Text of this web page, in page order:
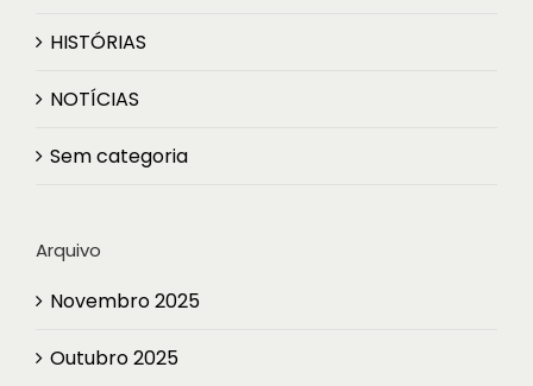
HISTÓRIAS
NOTÍCIAS
Sem categoria
Arquivo
Novembro 2025
Outubro 2025